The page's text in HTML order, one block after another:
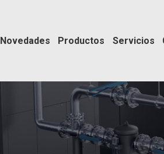
Novedades Productos Servicios